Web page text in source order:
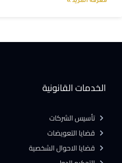
الخدمات القانونية
تأسيس الشركات
قضايا التعويضات
قضايا الاحوال الشخصية